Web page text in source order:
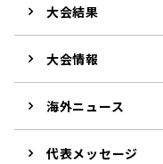
大会結果
大会情報
海外ニュース
代表メッセージ